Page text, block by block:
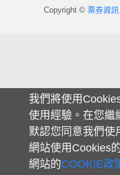
我們將使用
使用經驗。在您繼
默認您同意我們使
網站使用Cookies
網站的COOKIE政
Copyright © 票券資